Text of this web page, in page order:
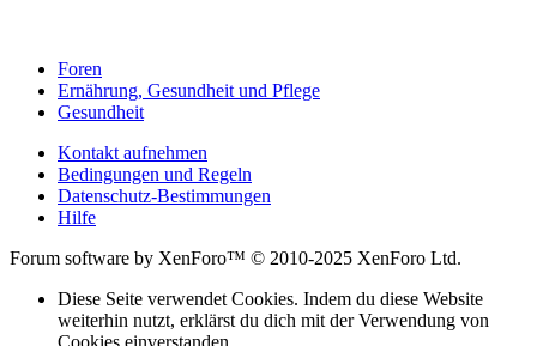
Foren
Ernährung, Gesundheit und Pflege
Gesundheit
Kontakt aufnehmen
Bedingungen und Regeln
Datenschutz-Bestimmungen
Hilfe
Forum software by XenForo™ © 2010-2025 XenForo Ltd.
Diese Seite verwendet Cookies. Indem du diese Website
weiterhin nutzt, erklärst du dich mit der Verwendung von
Cookies einverstanden.